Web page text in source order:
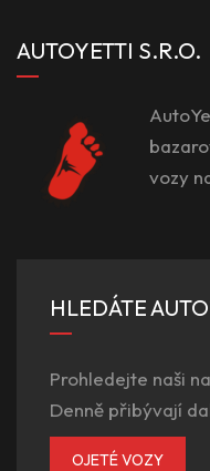
AUTOYETTI S.R.O.
vozy
HLEDÁTE
Prohledejte naši
Denně přibývají
OJETÉ VOZY